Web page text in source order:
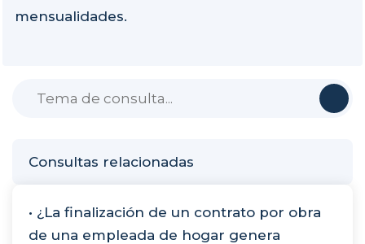
Consultas relacionadas
• ¿La finalización de un contrato por obra
de una empleada de hogar genera
mensualidades.